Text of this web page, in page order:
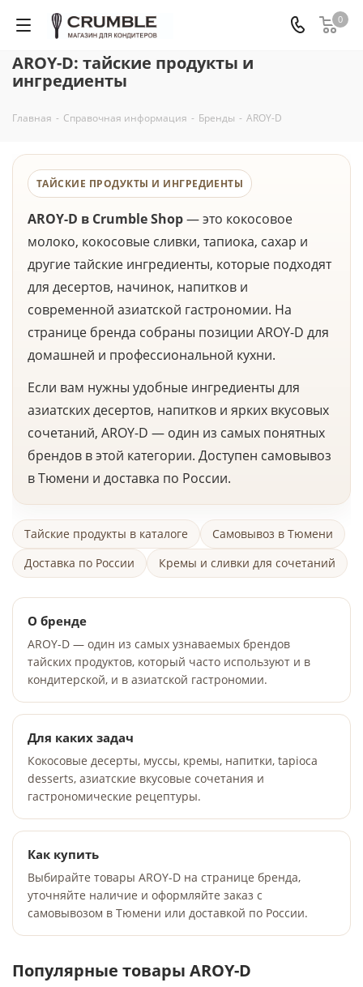
0
AROY-D: тайские продукты и
ингредиенты
Главная - Справочная информация - Бренды - AROY-D
ТАЙСКИЕ ПРОДУКТЫ И ИНГРЕДИЕНТЫ
AROY-D в Crumble Shop— это кокосовое
молоко, кокосовые сливки, тапиока, сахар и
другие тайские ингредиенты, которые подходят
для десертов, начинок, напитков и
современной азиатской гастрономии. На
странице бренда собраны позиции AROY-D для
домашней и профессиональной кухни.
Если вам нужны удобные ингредиенты для
азиатских десертов, напитков и ярких вкусовых
сочетаний, AROY-D — один из самых понятных
брендов в этой категории. Доступен самовывоз
в Тюмени и доставка по России.
Тайские продукты в каталоге
Самовывоз в Тюмени
Доставка по России
Кремы и сливки для сочетаний
О бренде
AROY-D — один из самых узнаваемых брендов
тайских продуктов, который часто используют и в
кондитерской, и в азиатской гастрономии.
Для каких задач
Кокосовые десерты, муссы, кремы, напитки, tapioca
desserts, азиатские вкусовые сочетания и
гастрономические рецептуры.
Как купить
Выбирайте товары AROY-D на странице бренда,
уточняйте наличие и оформляйте заказ с
самовывозом в Тюмени или доставкой по России.
Популярные товары AROY-D